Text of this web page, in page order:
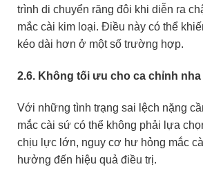
trình di chuyển răng đôi khi diễn ra
mắc cài kim loại. Điều này có thể
kéo dài hơn ở một số trường hợp.
2.6. Không tối ưu cho ca chỉnh
Với những tình trạng sai lệch nặng
mắc cài sứ có thể không phải lựa
chịu lực lớn, nguy cơ hư hỏng mắc
hưởng đến hiệu quả điều trị.